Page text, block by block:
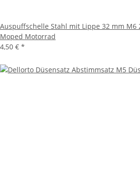
Auspuffschelle Stahl mit Lippe 32 mm M6
Moped Motorrad
4,50 € *